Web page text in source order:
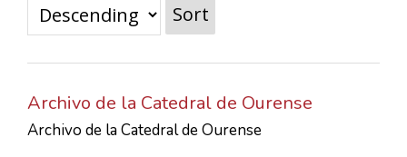
CONTACTS
Sort
Archivo de la Catedral de Ourense
Archivo de la Catedral de Ourense